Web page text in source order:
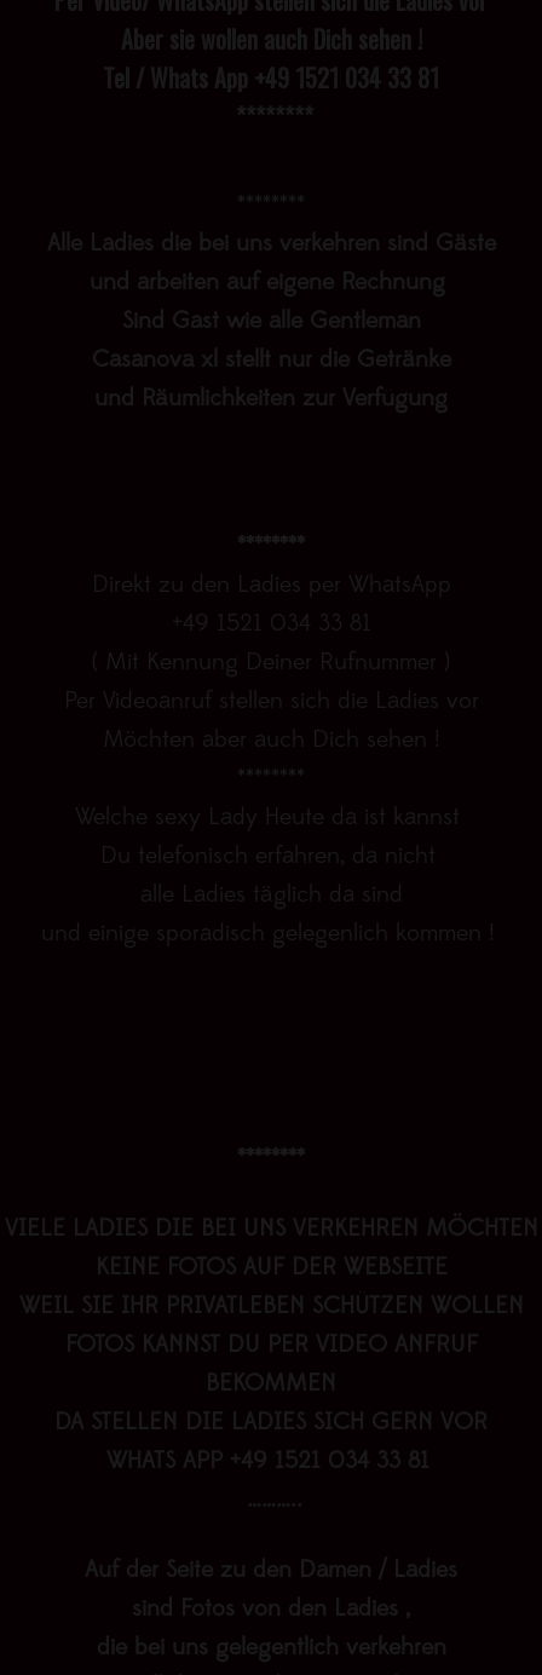
Aber sie wollen auch Dich sehen !
Tel / Whats App +49 1521 034 33 81
********
********
Alle Ladies die bei uns verkehren sind Gäste
und arbeiten auf eigene Rechnung
Sind Gast wie alle Gentleman
Casanova xl stellt nur die Getränke
und Räumlichkeiten zur Verfügung
********
Direkt zu den Ladies per WhatsApp
+49 1521 034 33 81
( Mit Kennung Deiner Rufnummer )
Per Videoanruf stellen sich die Ladies vor
Möchten aber auch Dich sehen !
********
Welche sexy Lady Heute da ist kannst
Du telefonisch erfahren, da nicht
alle Ladies täglich da sind
und einige sporadisch gelegenlich kommen !
********
VIELE LADIES DIE BEI UNS VERKEHREN MÖCHTEN
KEINE FOTOS AUF DER WEBSEITE
WEIL SIE IHR PRIVATLEBEN SCHÜTZEN WOLLEN
FOTOS KANNST DU PER VIDEO ANFRUF
BEKOMMEN
DA STELLEN DIE LADIES SICH GERN VOR
WHATS APP +49 1521 034 33 81
………..
Auf der Seite zu den Damen / Ladies
sind Fotos von den Ladies ,
die bei uns gelegentlich verkehren